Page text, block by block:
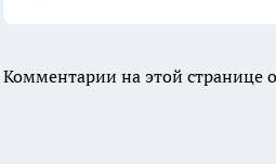
Комментарии на этой странице